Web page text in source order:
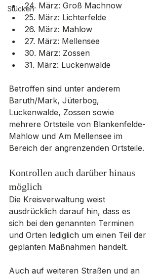
Stücken24. März: Groß Machnow
25. März: Lichterfelde
26. März: Mahlow
27. März: Mellensee
30. März: Zossen
31. März: Luckenwalde
Betroffen sind unter anderem
Baruth/Mark, Jüterbog,
Luckenwalde, Zossen sowie
mehrere Ortsteile von Blankenfelde-
Mahlow und Am Mellensee im
Bereich der angrenzenden Ortsteile.
Kontrollen auch darüber hinaus
möglich
Die Kreisverwaltung weist
ausdrücklich darauf hin, dass es
sich bei den genannten Terminen
und Orten lediglich um einen Teil der
geplanten Maßnahmen handelt.
Auch auf weiteren Straßen und an